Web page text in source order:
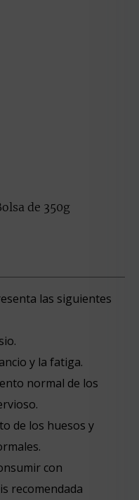
de 350g
las siguientes
y la fatiga.
normal de los
de los huesos y
con
recomendada